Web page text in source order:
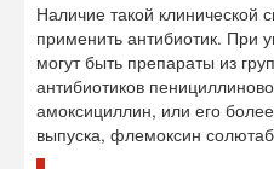
Наличие такой клинической
применить антибиотик. При
могут быть препараты из
антибиотиков
амоксициллин, или его
выпуска, флемоксин